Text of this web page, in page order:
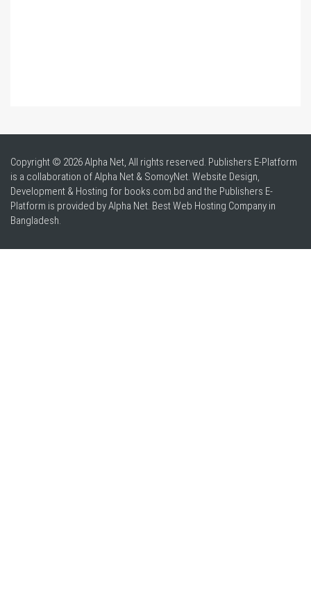
Copyright © 2026 Alpha Net, All rights reserved. Publishers E-Platform
is a collaboration of Alpha Net & SomoyNet. Website Design,
Development & Hosting for books.com.bd and the Publishers E-
Platform is provided by Alpha Net. BestWeb Hosting Company in
Bangladesh.